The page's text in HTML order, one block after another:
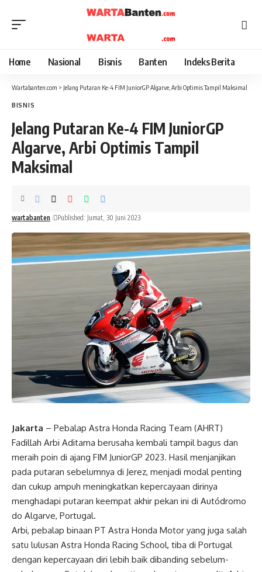
Home Nasional Bisnis Banten Indeks Berita
Wartabanten.com > Jelang Putaran Ke-4 FIM JuniorGP Algarve, Arbi Optimis Tampil Maksimal
BISNIS
Jelang Putaran Ke-4 FIM JuniorGP
Algarve, Arbi Optimis Tampil
Maksimal
wartabanten Published: Jumat, 30 Juni 2023
Jakarta – Pebalap Astra Honda Racing Team (AHRT)
Fadillah Arbi Aditama berusaha kembali tampil bagus dan
meraih poin di ajang FIM JuniorGP 2023. Hasil menjanjikan
pada putaran sebelumnya di Jerez, menjadi modal penting
dan cukup ampuh meningkatkan kepercayaan dirinya
menghadapi putaran keempat akhir pekan ini di Autódromo
do Algarve, Portugal.
Arbi, pebalap binaan PT Astra Honda Motor yang juga salah
satu lulusan Astra Honda Racing School, tiba di Portugal
dengan kepercayaan diri lebih baik dibanding sebelum-